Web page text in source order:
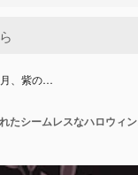
、紫の…